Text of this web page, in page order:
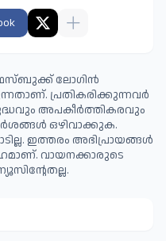
ലോഗിൻ
പ്രതികരിക്കുന്നവര്‍
അപകീര്‍ത്തികരവും
ഒഴിവാക്കുക.
ഇത്തരം അഭിപ്രായങ്ങള്‍
വായനക്കാരുടെ